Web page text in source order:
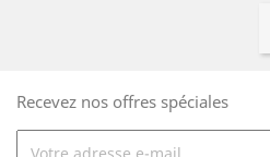
Recevez nos offres spéciales